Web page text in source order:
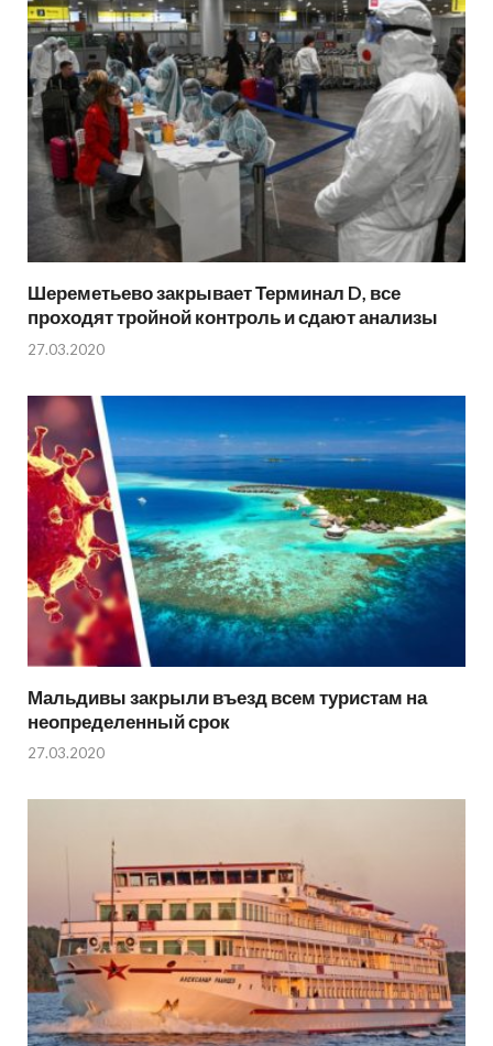
Шереметьево закрывает Терминал D, все
проходят тройной контроль и сдают анализы
27.03.2020
Мальдивы закрыли въезд всем туристам на
неопределенный срок
27.03.2020